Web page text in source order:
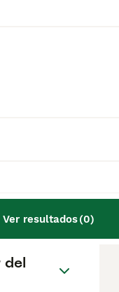
Ver resultados(0)
antes
del